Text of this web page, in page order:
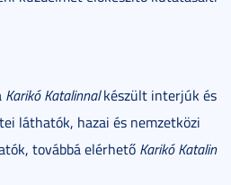
Karikó Katalinnalkészült interjúk és
láthatók, hazai és nemzetközi
továbbá elérhető Karikó Katalin